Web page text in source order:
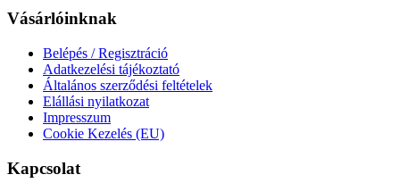
Vásárlóinknak
Belépés / Regisztráció
Adatkezelési tájékoztató
Általános szerződési feltételek
Elállási nyilatkozat
Impresszum
Cookie Kezelés (EU)
Kapcsolat